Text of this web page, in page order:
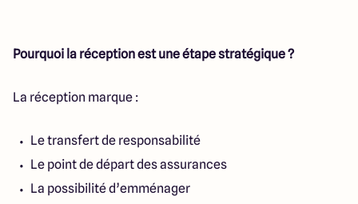
Pourquoi la réception est une étape stratégique ?
La réception marque :
Le transfert de responsabilité
Le point de départ des assurances
La possibilité d’emménager